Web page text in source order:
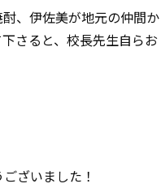
、伊佐美が地元の仲間か
さると、校長先生自らお
ざいました！